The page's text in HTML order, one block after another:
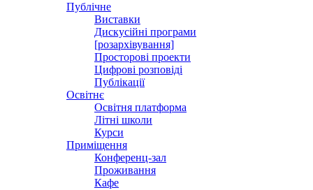
Публічне
Виставки
Дискусійні програми
[розархівування]
Просторові проекти
Цифрові розповіді
Публікації
Освітнє
Освітня платформа
Літні школи
Курси
Приміщення
Конференц-зал
Проживання
Кафе